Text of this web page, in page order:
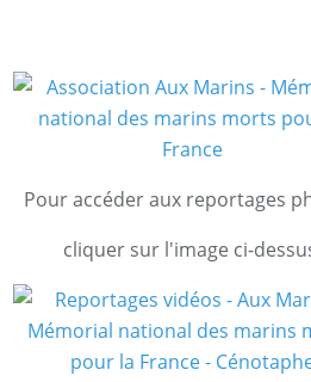
Pour accéder aux reportages
cliquer sur l'image ci-